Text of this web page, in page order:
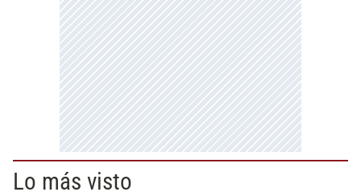
Lo más visto